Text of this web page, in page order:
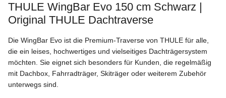
THULE WingBar Evo 150 cm Schwarz |
Original THULE Dachtraverse
Die WingBar Evo ist die Premium-Traverse von THULE für alle,
die ein leises, hochwertiges und vielseitiges Dachträgersystem
möchten. Sie eignet sich besonders für Kunden, die regelmäßig
mit Dachbox, Fahrradträger, Skiträger oder weiterem Zubehör
unterwegs sind.